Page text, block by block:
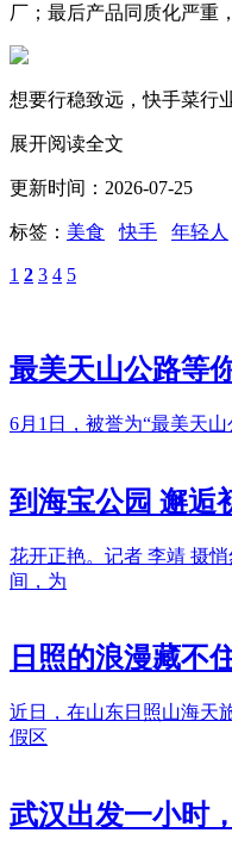
厂；最后产品同质化严重
想要行稳致远，快手菜行
展开阅读全文
更新时间：2026-07-25
标签： 美食 快手 年轻人
1 2 3 4 5
最美天山公路等
6月1日，被誉为“最美天
到海宝公园 邂逅
花开正艳。记者 李靖 摄
间，为
日照的浪漫藏不
近日，在山东日照山海天
假区
武汉出发一小时